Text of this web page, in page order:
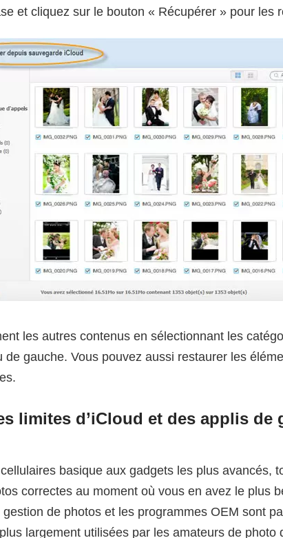
et cliquez sur le bouton « Récupérer » pour les
les autres contenus en sélectionnant les
de gauche. Vous pouvez aussi restaurer les
limites d’iCloud et des applis de
basique aux gadgets les plus avancés,
correctes au moment où vous en avez le plus
de photos et les programmes OEM sont
largement utilisées par les amateurs de photo